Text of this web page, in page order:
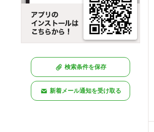
検索条件を保存
新着メール通知を受け取る